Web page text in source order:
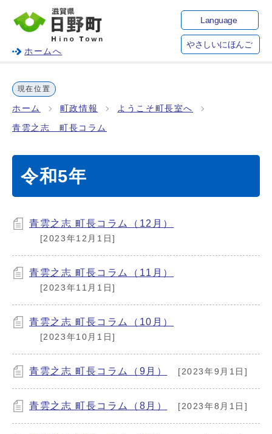
ホームへ
Language
やさしいにほんご
現在位置
ホーム 町政情報 ようこそ町長室へ
青雲之志 町長コラム
令和5年
青雲之志 町長コラム（12月）
[2023年12月1日]
青雲之志 町長コラム（11月）
[2023年11月1日]
青雲之志 町長コラム（10月）
[2023年10月1日]
青雲之志 町長コラム（9月） [2023年9月1日]
青雲之志 町長コラム（8月） [2023年8月1日]